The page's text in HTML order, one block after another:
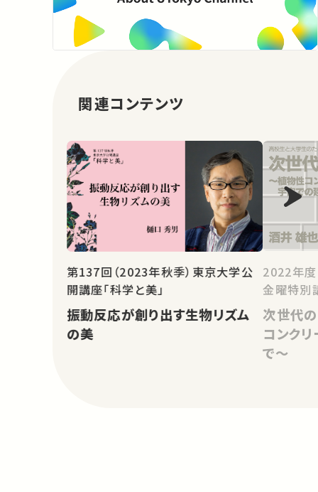
関連コンテンツ
第137回（2023年秋季）東京大学公
開講座「科学と美」
振動反応が創り出す生物リズム
の美
2022年度
金曜特別
次世代
コンク
で～